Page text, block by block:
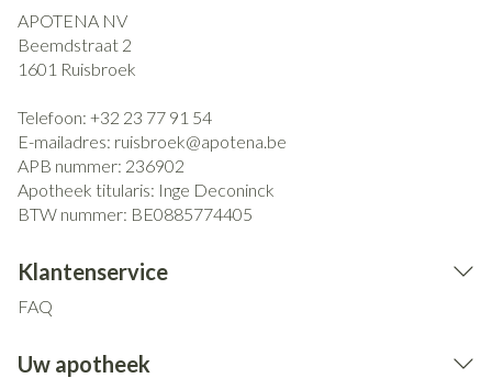
APOTENA NV
Beemdstraat 2
1601 Ruisbroek
Telefoon: +32 23 77 91 54
E-mailadres: ruisbroek@apotena.be
APB nummer: 236902
Apotheek titularis: Inge Deconinck
BTW nummer: BE0885774405
Klantenservice
FAQ
Uw apotheek